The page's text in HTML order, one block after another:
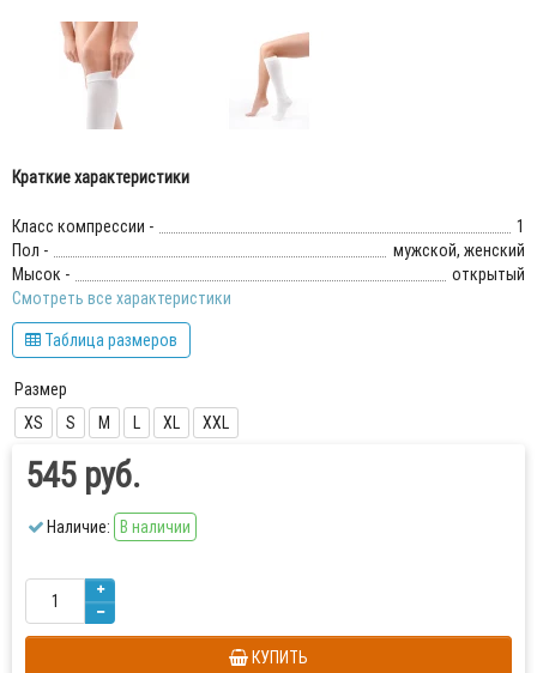
Краткие характеристики
Класс компрессии -
1
Пол -
мужской, женский
Мысок -
открытый
Смотреть все характеристики
Таблица размеров
Размер
XS
S M L XL XXL
545 руб.
Наличие: В наличии
КУПИТЬ